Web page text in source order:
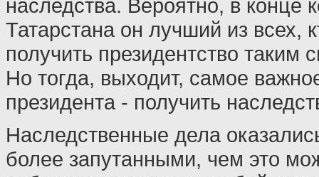
наследства. Вероятно, в конце
Татарстана он лучший из всех,
получить президентство таким
Но тогда, выходит, самое
президента - получить
Наследственные дела
более запутанными, чем это